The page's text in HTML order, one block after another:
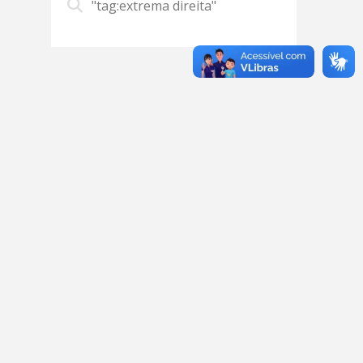
"tag:extrema direita"